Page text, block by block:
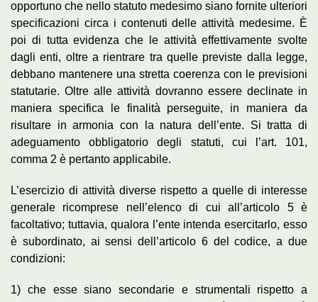
opportuno che nello statuto medesimo siano fornite ulteriori
specificazioni circa i contenuti delle attività medesime. È
poi di tutta evidenza che le attività effettivamente svolte
dagli enti, oltre a rientrare tra quelle previste dalla legge,
debbano mantenere una stretta coerenza con le previsioni
statutarie. Oltre alle attività dovranno essere declinate in
maniera specifica le finalità perseguite, in maniera da
risultare in armonia con la natura dell’ente. Si tratta di
adeguamento obbligatorio degli statuti, cui l’art. 101,
comma 2 è pertanto applicabile.
L’esercizio di attività diverse rispetto a quelle di interesse
generale ricomprese nell’elenco di cui all’articolo 5 è
facoltativo; tuttavia, qualora l’ente intenda esercitarlo, esso
è subordinato, ai sensi dell’articolo 6 del codice, a due
condizioni:
1) che esse siano secondarie e strumentali rispetto a